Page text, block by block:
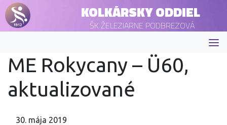
KOLKÁRSKY ODDIEL
ŠK ŽELEZIARNE PODBREZOVÁ
ME Rokycany – Ü60,
aktualizované
30. mája 2019